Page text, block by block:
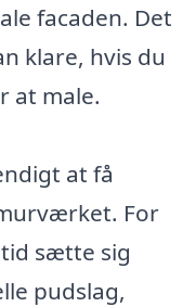
facaden. Det
klare, hvis du
at male.
at få
For
sætte sig
pudslag,